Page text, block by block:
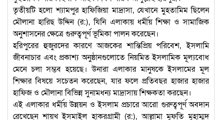
তৃতীয়টি হলো শ্যামপুর হাফিজিয়া মাদ্রাসা, যেখানে মুহতামিম ছিলেন
মৌলানা হারিছ উদ্দিন (র:), যিনি এলাকায় ধর্মীয় শিক্ষা ও সামাজিক
অনুশাসনের ক্ষেত্রে গুরুত্বপূর্ণ ভূমিকা পালন করেছেন।
হরিপুরের হুজুরদের কারণে আজকের শান্তিপ্রিয় পরিবেশ, ইসলামি
জীবনাচার এবং প্রকাশ্য অনুষ্ঠানগুলোতে নিয়মিত ইসলামিক মূল্যবোধ
মেনে চলা সম্ভব হয়েছে। উনারা এলাকার মানুষকে ইসলামের মূল
শিক্ষার বিষয়ে সচেতন করেছেন, যার ফলে প্রতিবছর হাজার হাজার
হাফিজ ও মৌলানা বিভিন্ন সুনামধন্য মাদ্রাসায় শিক্ষকতা করছেন।
এই এলাকার ধর্মীয় উন্নয়ন ও ইসলাম প্রচারে আরো গুরুত্বপূর্ণ অবদান
রেখেছেন শায়খ ইসমাইল হাকরগ্রামী (র:), আল্লামা মুফতি মুহাম্মদ